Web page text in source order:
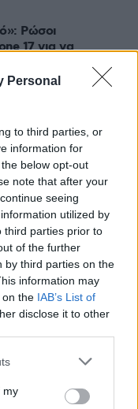
Personal
to third parties, or
information for
below opt-out
note that after your
seeing
utilized by
third parties prior to
of the further
by third parties on the
information may
on the IAB’s List of
disclose it to other
or more Google
You may click to
my
Ρώσοι
17 για να
στα
ξεκίνησε
της